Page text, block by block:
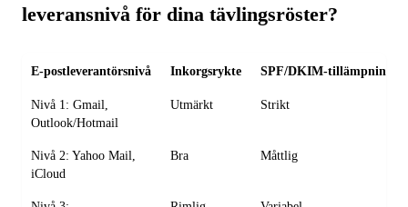
leveransnivå för dina tävlingsröster?
E-postleverantörsnivå Inkorgsrykte SPF/DKIM-tillämpning
Nivå 1: Gmail,
Outlook/Hotmail
Utmärkt Strikt
Nivå 2: Yahoo Mail,
iCloud
Bra Måttlig